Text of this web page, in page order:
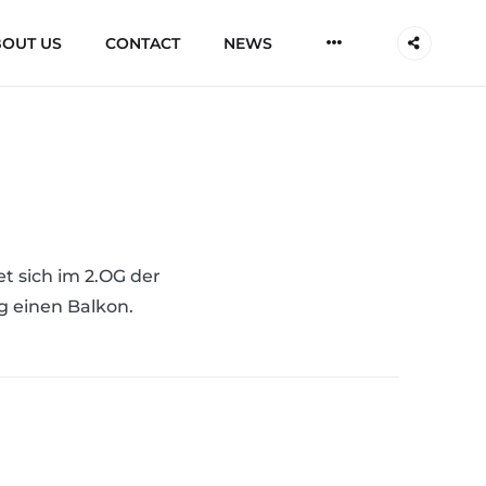
US CONTACT NEWS More
sich im 2.OG der
einen Balkon.